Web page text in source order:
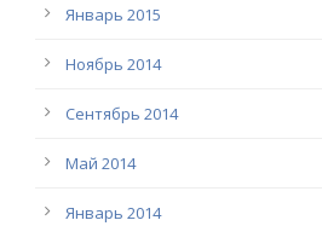
Январь 2015
Ноябрь 2014
Сентябрь 2014
Май 2014
Январь 2014